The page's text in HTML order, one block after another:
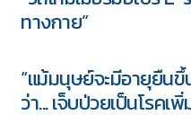
ทางกาย”
“แม้มนุษย์จะมีอายุยืน
ว่า... เจ็บป่วยเป็นโรคเ